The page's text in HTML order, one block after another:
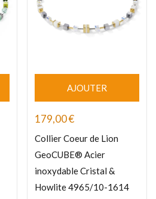
AJOUTER
179,00€
Collier Coeur de Lion
GeoCUBE® Acier
inoxydable Cristal &
Howlite 4965/10-1614